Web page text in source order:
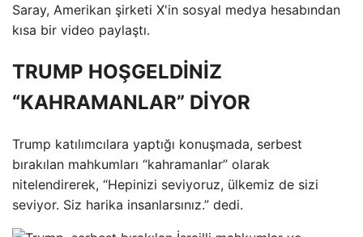
Saray, Amerikan şirketi X'in sosyal medya hesabından
kısa bir video paylaştı.
TRUMP HOŞGELDİNİZ
“KAHRAMANLAR” DİYOR
Trump katılımcılara yaptığı konuşmada, serbest
bırakılan mahkumları “kahramanlar” olarak
nitelendirerek, “Hepinizi seviyoruz, ülkemiz de sizi
seviyor. Siz harika insanlarsınız.” dedi.